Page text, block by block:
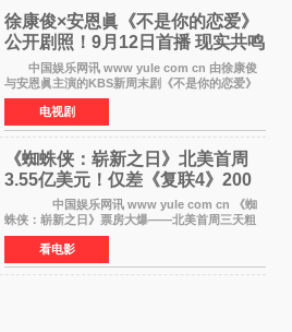
徐康俊×安恩眞《不是你的恋爱》
公开剧照！9月12日首播 现实共鸣
罗曼史来袭
中国娱乐网讯 www yule com cn 由徐康俊
与安恩眞主演的KBS新周末剧《不是你的恋爱》
于近日公开首波剧照，正式定档9月12日首
播。 剧照中，徐康俊与安恩眞并肩而坐，眼
神中流露出复杂而微
电视剧
《蜘蛛侠：崭新之日》北美首周
3.55亿美元！仅差《复联4》200
万 影史第二全球开画
中国娱乐网讯 www yule com cn 《蜘
蛛侠：崭新之日》票房大爆——北美首周三天粗
报3 55亿美元，仅比影史最高北美开画《复仇者
联盟4：终局之战》的3 571亿美元少200万出头，
精报调整后仍
看电影